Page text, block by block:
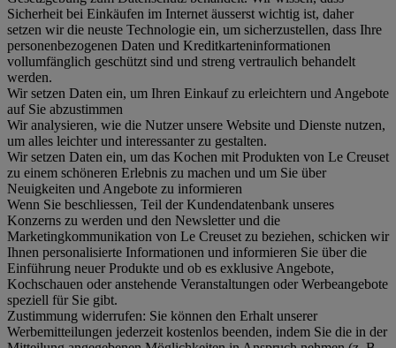
Sicherheit bei Einkäufen im Internet äusserst wichtig ist, daher
setzen wir die neuste Technologie ein, um sicherzustellen, dass Ihre
personenbezogenen Daten und Kreditkarteninformationen
vollumfänglich geschützt sind und streng vertraulich behandelt
werden.
Wir setzen Daten ein, um Ihren Einkauf zu erleichtern und Angebote
auf Sie abzustimmen
Wir analysieren, wie die Nutzer unsere Website und Dienste nutzen,
um alles leichter und interessanter zu gestalten.
Wir setzen Daten ein, um das Kochen mit Produkten von Le Creuset
zu einem schöneren Erlebnis zu machen und um Sie über
Neuigkeiten und Angebote zu informieren
Wenn Sie beschliessen, Teil der Kundendatenbank unseres
Konzerns zu werden und den Newsletter und die
Marketingkommunikation von Le Creuset zu beziehen, schicken wir
Ihnen personalisierte Informationen und informieren Sie über die
Einführung neuer Produkte und ob es exklusive Angebote,
Kochschauen oder anstehende Veranstaltungen oder Werbeangebote
speziell für Sie gibt.
Zustimmung widerrufen: Sie können den Erhalt unserer
Werbemitteilungen jederzeit kostenlos beenden, indem Sie die in der